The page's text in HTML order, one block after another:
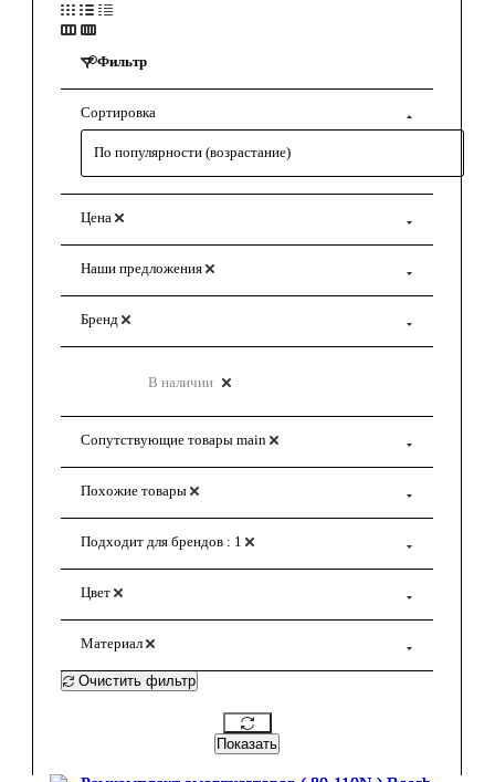
Фильтр
Сортировка
По популярности (возрастание)
Цена
Наши предложения
Бренд
В наличии
Сопутствующие товары main
Похожие товары
Подходит для брендов : 1
Цвет
Материал
Очистить фильтр
Показать